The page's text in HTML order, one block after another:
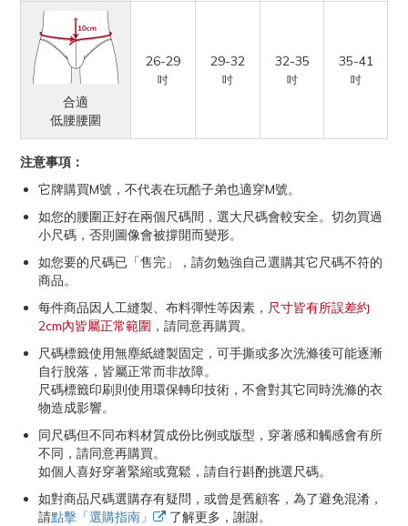
合適
低腰腰圍
26-29
吋
29-32
吋
32-35
吋
35-41
吋
注意事項：
它牌購買M號，不代表在玩酷子弟也適穿M號。
如您的腰圍正好在兩個尺碼間，選大尺碼會較安全。切勿買過
小尺碼，否則圖像會被撐開而變形。
如您要的尺碼已「售完」，請勿勉強自己選購其它尺碼不符的
商品。
每件商品因人工縫製、布料彈性等因素， 尺寸皆有所誤差約
2cm內皆屬正常範圍 ，請同意再購買。
尺碼標籤使用無塵紙縫製固定，可手撕或多次洗滌後可能逐漸
自行脫落，皆屬正常而非故障。
尺碼標籤印刷則使用環保轉印技術，不會對其它同時洗滌的衣
物造成影響。
同尺碼但不同布料材質成份比例或版型，穿著感和觸感會有所
不同，請同意再購買。
如個人喜好穿著緊縮或寬鬆，請自行斟酌挑選尺碼。
如對商品尺碼選購存有疑問，或曾是舊顧客，為了避免混淆，
請點擊「選購指南」 了解更多，謝謝。